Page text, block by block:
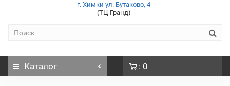
г. Химки ул. Бутаково, 4
(ТЦ Гранд)
Каталог : 0